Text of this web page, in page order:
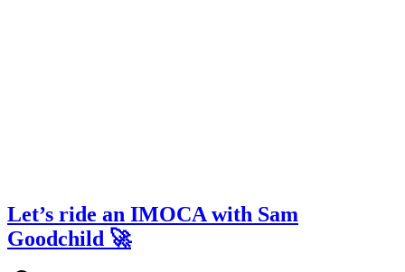
Let’s ride an IMOCA with Sam
Goodchild 🚀